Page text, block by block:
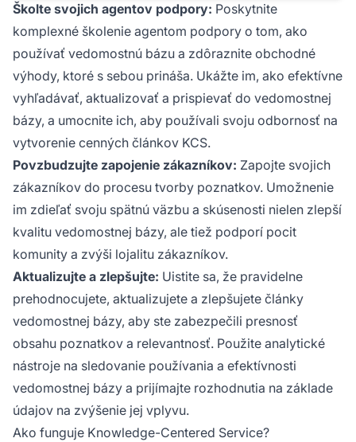
Školte svojich agentov podpory: Poskytnite
komplexné školenie agentom podpory o tom, ako
používať vedomostnú bázu a zdôraznite obchodné
výhody, ktoré s sebou prináša. Ukážte im, ako efektívne
vyhľadávať, aktualizovať a prispievať do vedomostnej
bázy, a umocnite ich, aby používali svoju odbornosť na
vytvorenie cenných článkov KCS.
Povzbudzujte zapojenie zákazníkov: Zapojte svojich
zákazníkov do procesu tvorby poznatkov. Umožnenie
im zdieľať svoju spätnú väzbu a skúsenosti nielen zlepší
kvalitu vedomostnej bázy, ale tiež podporí pocit
komunity a zvýši lojalitu zákazníkov.
Aktualizujte a zlepšujte: Uistite sa, že pravidelne
prehodnocujete, aktualizujete a zlepšujete články
vedomostnej bázy, aby ste zabezpečili presnosť
obsahu poznatkov a relevantnosť. Použite analytické
nástroje na sledovanie používania a efektívnosti
vedomostnej bázy a prijímajte rozhodnutia na základe
údajov na zvýšenie jej vplyvu.
Ako funguje Knowledge-Centered Service?